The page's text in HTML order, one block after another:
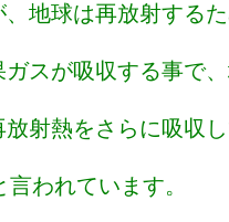
地球は再放射する
スが吸収する事で
射熱をさらに吸収
われています。